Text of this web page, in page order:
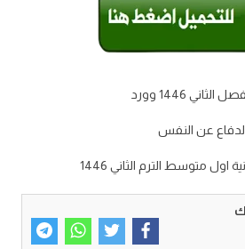
1446 وورد
والدفاع عن النفس
اول متوسط الترم الثاني 1446